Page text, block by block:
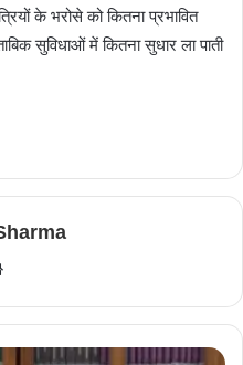
के भरोसे को कितना प्रभावित
सुविधाओं में कितना सुधार ला पाती
b
s